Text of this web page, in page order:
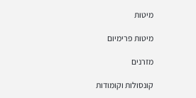
מיטות
מיטות פרימיום
מזרנים
קונסולות וקומודות